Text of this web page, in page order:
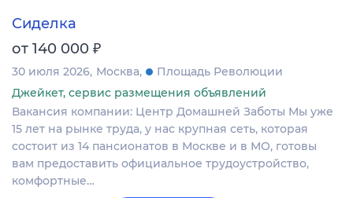
Сиделка
от 140 000 ₽
30 июля 2026 Москва
Площадь Революции
Джейкет, сервис размещения объявлений
Вакансия компании: Центр Домашней Заботы Мы уже
15 лет на рынке труда, у нас крупная сеть, которая
состоит из 14 пансионатов в Москве и в МО, готовы
вам предоставить официальное трудоустройство,
комфортные…